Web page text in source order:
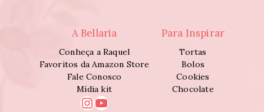
A Bellaria
Conheça a Raquel
Favoritos da Amazon Store
Fale Conosco
Mídia kit
Instagram
Youtube
Para Inspirar
Tortas
Bolos
Cookies
Chocolate